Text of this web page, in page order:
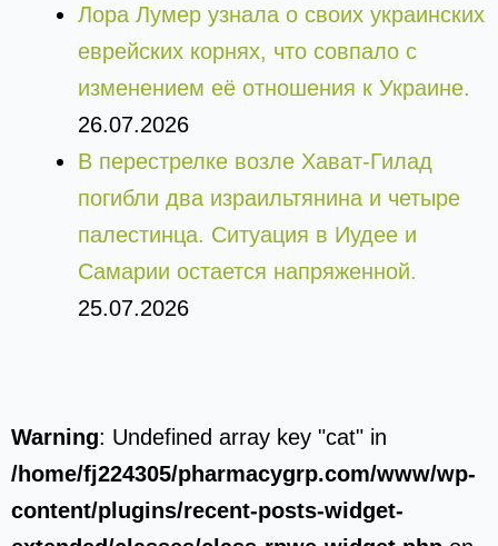
Лора Лумер узнала о своих украинских
еврейских корнях, что совпало с
изменением её отношения к Украине.
26.07.2026
В перестрелке возле Хават-Гилад
погибли два израильтянина и четыре
палестинца. Ситуация в Иудее и
Самарии остается напряженной.
25.07.2026
Warning: Undefined array key "cat" in
/home/fj224305/pharmacygrp.com/www/wp-
content/plugins/recent-posts-widget-